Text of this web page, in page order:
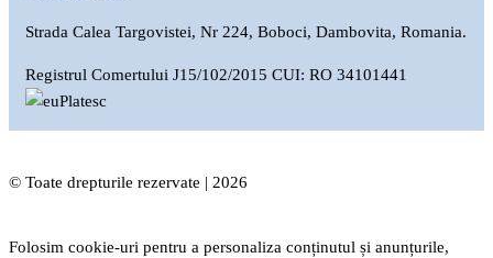
Strada Calea Targovistei, Nr 224, Boboci, Dambovita, Romania.
Registrul Comertului J15/102/2015 CUI: RO 34101441
© Toate drepturile rezervate | 2026
Folosim cookie-uri pentru a personaliza conținutul și anunțurile,